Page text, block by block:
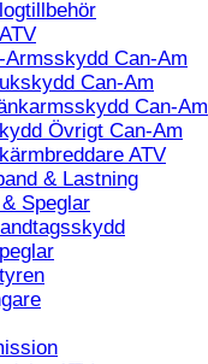
Armsskydd Can-Am
Can-Am
Can-Am
Övrigt Can-Am
ATV
& Lastning
Speglar